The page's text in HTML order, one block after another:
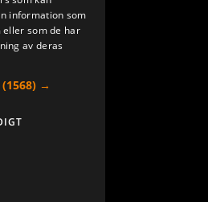
information som
som de har
av deras
(1568) →